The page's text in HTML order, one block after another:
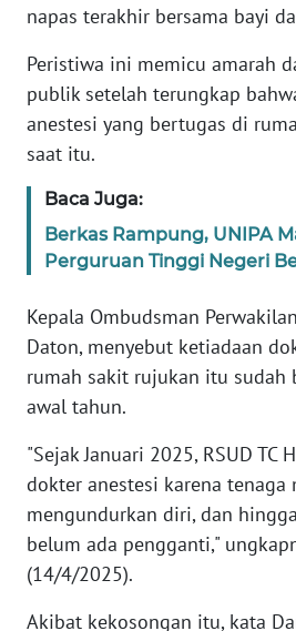
napas terakhir bersama bayi
Peristiwa ini memicu amarah
publik setelah terungkap
anestesi yang bertugas di
saat itu.
Baca Juga:
Berkas Rampung, UNIPA
Perguruan Tinggi Negeri
Kepala Ombudsman Perwakilan
Daton, menyebut ketiadaan
rumah sakit rujukan itu sudah
awal tahun.
"Sejak Januari 2025, RSUD
dokter anestesi karena tenaga
mengundurkan diri, dan
belum ada pengganti,"
(14/4/2025).
Akibat kekosongan itu, kata
INFO
IKLAN
TENTANG
PEDOMAN
SIBER
DISCLAIMER
Wahana
Regional
WN